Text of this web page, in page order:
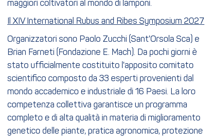
maggiori coltivatori al mondo di lamponi.
Il XIV International Rubus and Ribes Symposium 2027
Organizzatori sono Paolo Zucchi (Sant'Orsola Sca) e
Brian Farneti (Fondazione E. Mach). Da pochi giorni è
stato ufficialmente costituito l'apposito comitato
scientifico composto da 33 esperti provenienti dal
mondo accademico e industriale di 16 Paesi. La loro
competenza collettiva garantisce un programma
completo e di alta qualità in materia di miglioramento
genetico delle piante, pratica agronomica, protezione